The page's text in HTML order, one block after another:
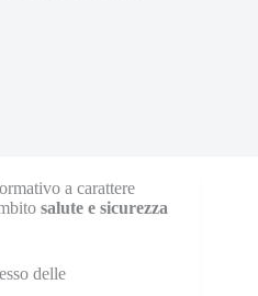
a carattere
salute e sicurezza
delle